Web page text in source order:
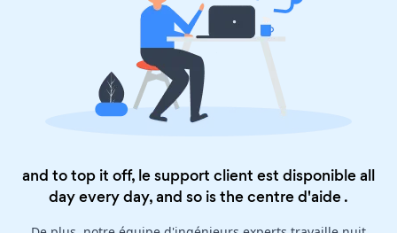
and to top it off, le support client est disponible all
day every day, and so is thecentre d'aide.